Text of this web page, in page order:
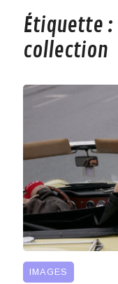
Étiquette :
collection
IMAGES